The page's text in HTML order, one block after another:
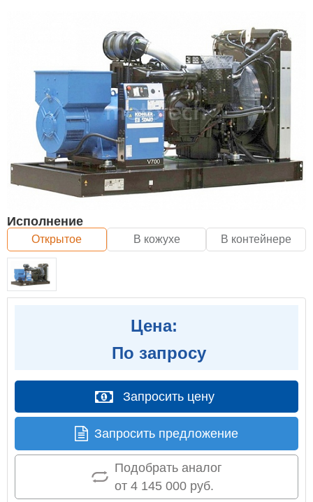
Исполнение
Открытое В кожухе В контейнере
Цена:
По запросу
Запросить цену
Запросить предложение
Подобрать аналог
от 4 145 000 руб.